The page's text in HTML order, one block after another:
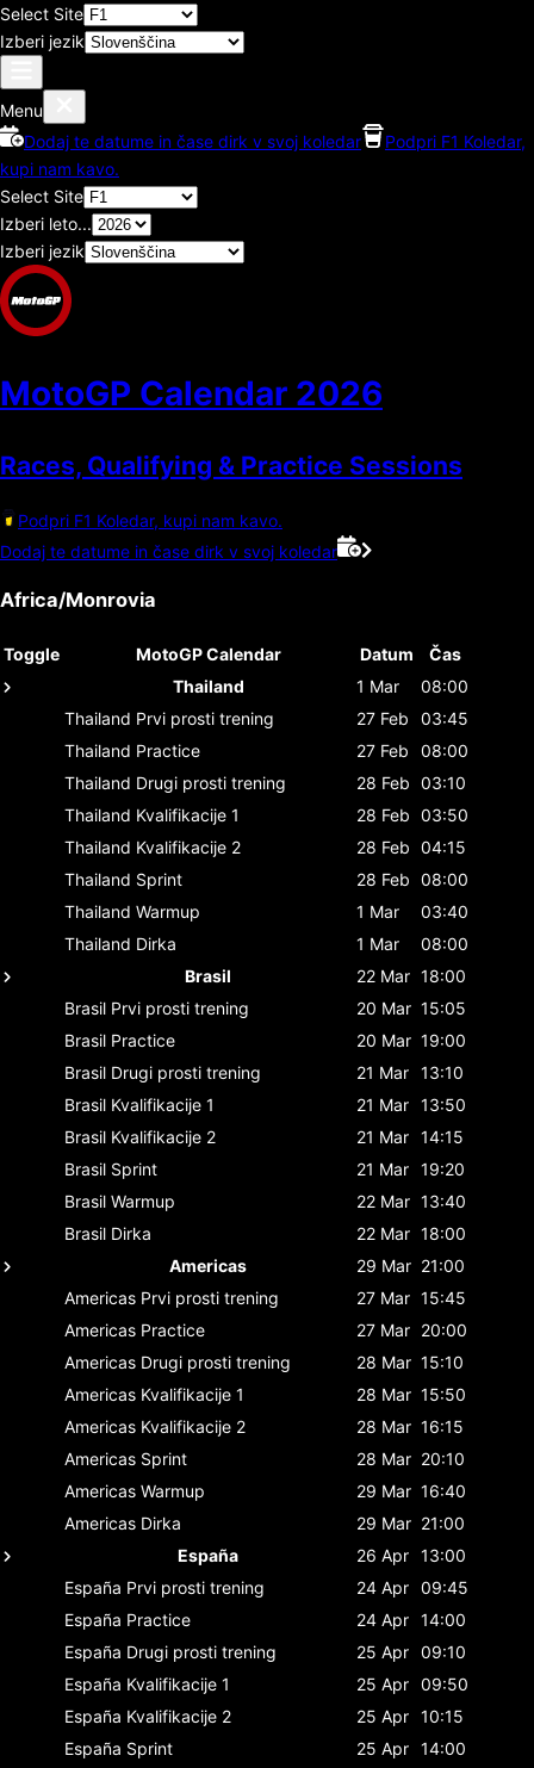
Select Site
Izberi jezik
Menu
Dodaj te datume in čase dirk v svoj koledar
Podpri F1 Koledar,
kupi nam kavo.
Select Site
Izberi leto...
Izberi jezik
MotoGP Calendar 2026
Races, Qualifying & Practice Sessions
Podpri F1 Koledar, kupi nam kavo.
Dodaj te datume in čase dirk v svoj koledar
Africa/Monrovia
Toggle MotoGP Calendar Datum
Čas
Thailand
1 Mar
08:00
Thailand Prvi prosti trening 27 Feb
03:45
Thailand Practice 27 Feb
08:00
Thailand Drugi prosti trening 28 Feb 03:10
Thailand Kvalifikacije 1 28 Feb 03:50
Thailand Kvalifikacije 2 28 Feb 04:15
Thailand Sprint 28 Feb 08:00
Thailand Warmup 1 Mar
03:40
Thailand Dirka 1 Mar
08:00
Brasil
22 Mar 18:00
Brasil Prvi prosti trening 20 Mar 15:05
Brasil Practice 20 Mar 19:00
Brasil Drugi prosti trening 21 Mar 13:10
Brasil Kvalifikacije 1 21 Mar 13:50
Brasil Kvalifikacije 2 21 Mar 14:15
Brasil Sprint 21 Mar 19:20
Brasil Warmup 22 Mar 13:40
Brasil Dirka 22 Mar 18:00
Americas
29 Mar 21:00
Americas Prvi prosti trening 27 Mar 15:45
Americas Practice 27 Mar 20:00
Americas Drugi prosti trening 28 Mar 15:10
Americas Kvalifikacije 1 28 Mar 15:50
Americas Kvalifikacije 2 28 Mar 16:15
Americas Sprint 28 Mar 20:10
Americas Warmup 29 Mar 16:40
Americas Dirka 29 Mar 21:00
España
26 Apr 13:00
España Prvi prosti trening 24 Apr 09:45
España Practice 24 Apr 14:00
España Drugi prosti trening 25 Apr 09:10
España Kvalifikacije 1 25 Apr 09:50
España Kvalifikacije 2 25 Apr 10:15
España Sprint 25 Apr 14:00